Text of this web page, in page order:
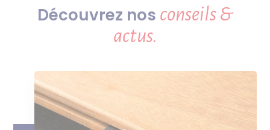
Découvrez nos conseils &
actus.